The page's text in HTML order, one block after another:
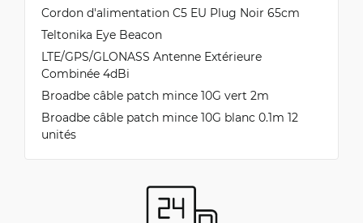
Cordon d'alimentation C5 EU Plug Noir 65cm
Teltonika Eye Beacon
LTE/GPS/GLONASS Antenne Extérieure
Combinée 4dBi
Broadbe câble patch mince 10G vert 2m
Broadbe câble patch mince 10G blanc 0.1m 12
unités